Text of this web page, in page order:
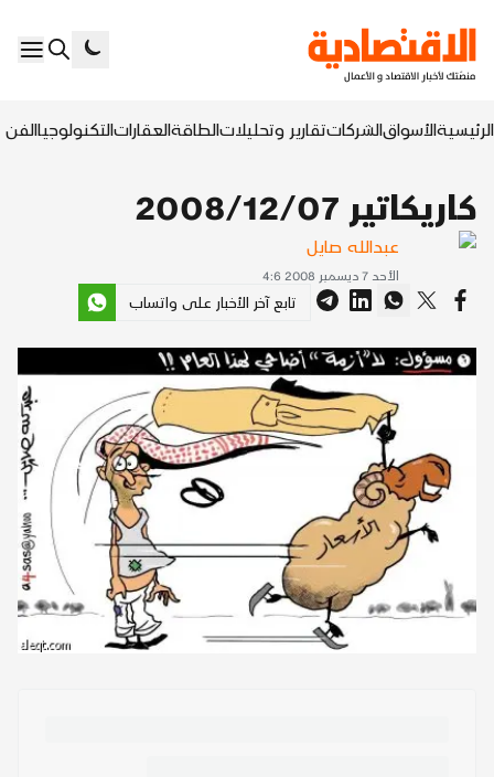
الرئيسيةالأسواقالشركاتتقارير وتحليلاتالطاقةالعقاراتالتكنولوجياالفن
كاريكاتير 2008/12/07
عبدالله صايل
الأحد 7 ديسمبر 2008 4:6
تابع آخر الأخبار على واتساب